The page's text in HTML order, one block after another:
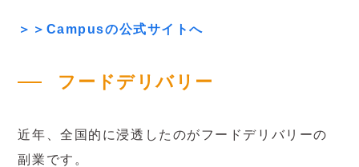
＞＞Campusの公式サイトへ
フードデリバリー
近年、全国的に浸透したのがフードデリバリーの
副業です。